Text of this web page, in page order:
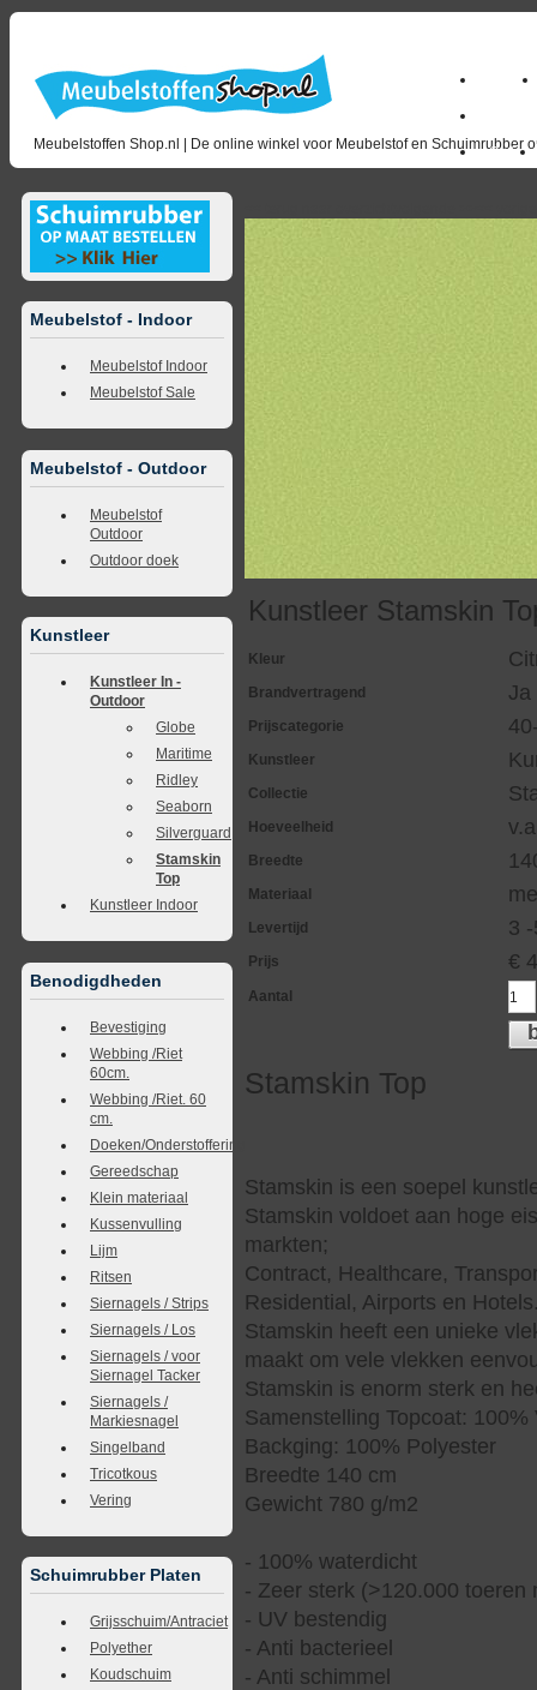
Meubelstoffen Shop.nl | De online winkel voor Meubelstof en Schuimrubber
Home
Outlet
Meubelstof - Indoor
Meubelstof Indoor
Meubelstof Sale
Meubelstof - Outdoor
Meubelstof
Outdoor
Outdoor doek
Kunstleer
Kunstleer In -
Outdoor
Globe
Maritime
Ridley
Seaborn
Silverguard
Stamskin
Top
Kunstleer Indoor
Benodigdheden
Bevestiging
Webbing /Riet
60cm.
Webbing /Riet. 60
cm.
Doeken/Onderstoffering
Gereedschap
Klein materiaal
Kussenvulling
Lijm
Ritsen
Siernagels / Strips
Siernagels / Los
Siernagels / voor
Siernagel Tacker
Siernagels /
Markiesnagel
Singelband
Tricotkous
Vering
Schuimrubber Platen
Grijsschuim/Antraciet
Polyether
Koudschuim
Kunstleer Stamskin
Kleur
Brandvertragend Ja
Prijscategorie
Kunstleer
Collectie
Hoeveelheid
Breedte
Materiaal
Levertijd 3
Prijs €
Aantal
Stamskin Top
Stamskin is een soepel
Stamskin voldoet aan hoge
markten;
Contract, Healthcare,
Residential, Airports en
Stamskin heeft een unieke
maakt om vele vlekken
Stamskin is enorm sterk en
Samenstelling Topcoat: 100%
Backging: 100% Polyester
Breedte 140 cm
Gewicht 780 g/m2
- 100% waterdicht
- Zeer sterk (>120.000 toeren
- UV bestendig
- Anti bacterieel
- Anti schimmel